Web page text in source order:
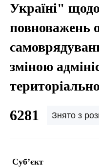
Україні"
повноважень
зміною
6281 Знято з
Суб’єкт